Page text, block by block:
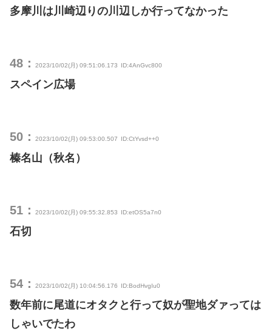
多摩川は川崎辺りの川辺しか行ってなかった
48： 2023/10/02(月) 09:51:06.173 ID:4AnGvc800
スペイン広場
50： 2023/10/02(月) 09:53:00.507 ID:CtYvsd++0
榛名山（秋名）
51： 2023/10/02(月) 09:55:32.853 ID:etOS5a7n0
石切
54： 2023/10/02(月) 10:04:56.176 ID:BodHvgIu0
数年前に尾道にオタクと行って奴が聖地ダァっては
しゃいでたわ